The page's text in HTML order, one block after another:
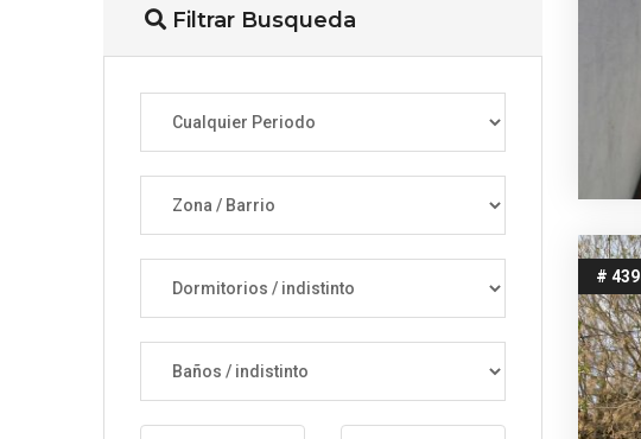
Filtrar Busqueda
#